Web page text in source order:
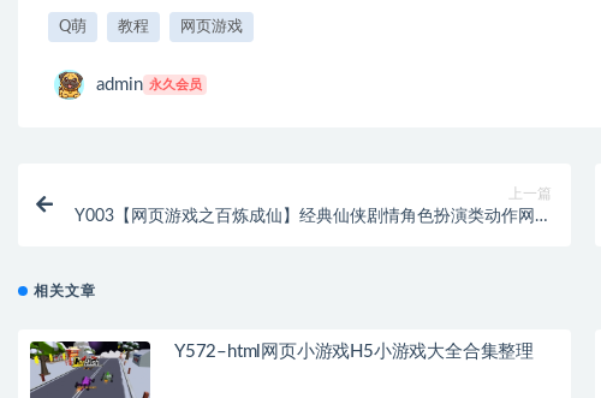
Q萌 教程 网页游戏
admin 永久会员
上一篇
Y003【网页游戏之百炼成仙】经典仙侠剧情角色扮演类动作网页
相关文章
Y572–html网页小游戏H5小游戏大全合集整理